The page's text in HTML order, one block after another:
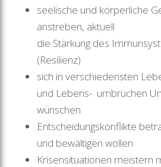
seelische und körperliche
anstreben, aktuell
die Stärkung des
(Resilienz)
sich in verschiedensten
und Lebens- umbrüchen
wünschen
Entscheidungskonflikte
und bewältigen wollen
Krisensituationen meistern